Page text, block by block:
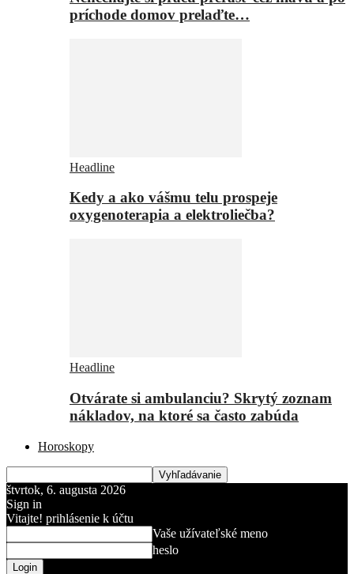
príchode domov prelaďte…
Headline
Kedy a ako vášmu telu prospeje
oxygenoterapia a elektroliečba?
Headline
Otvárate si ambulanciu? Skrytý zoznam
nákladov, na ktoré sa často zabúda
Horoskopy
štvrtok, 6. augusta 2026
Sign in
Vitajte! prihlásenie k účtu
Vaše užívateľské meno
heslo